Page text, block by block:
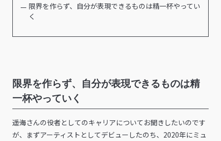
限界を作らず、自分が表現できるものは精一杯やってい
く
限界を作らず、自分が表現できるものは精
一杯やっていく
――遥海さんの役者としてのキャリアについてお聞きしたいのです
が、まずアーティストとしてデビューしたのち、2020年にミュ